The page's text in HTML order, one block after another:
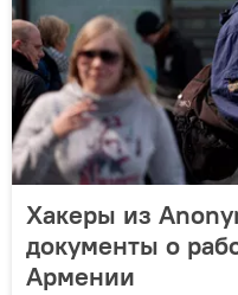
Хакеры из
документы о
Армении